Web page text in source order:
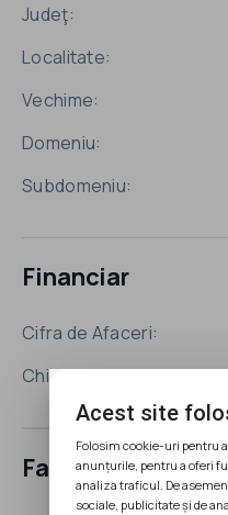
Judeţ:
Localitate:
Vechime:
Domeniu:
Subdomeniu:
Financiar
Cifra de Afaceri:
Chirie:
Facilităţi
Acest site
Folosim cookie-uri pentru
anunțurile, pentru a oferi
analiza traficul. De
sociale, publicitate și de